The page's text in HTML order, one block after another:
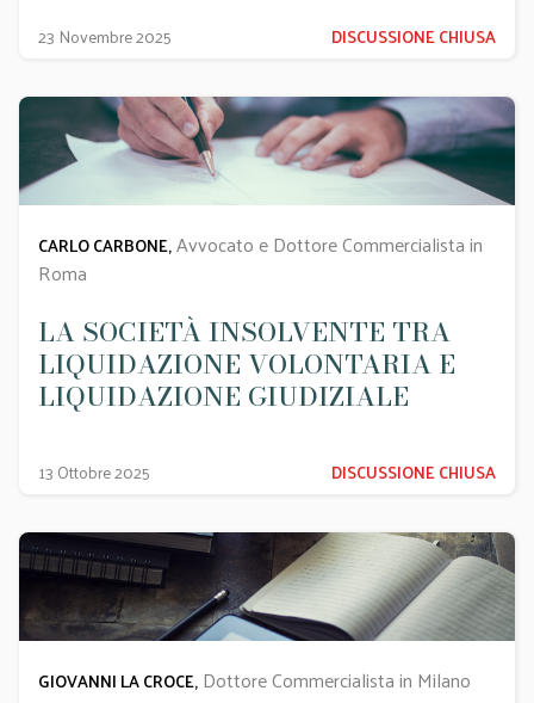
23 Novembre 2025 DISCUSSIONE CHIUSA
CARLO CARBONE,Avvocato e Dottore Commercialista in
Roma
LA SOCIETÀ INSOLVENTE TRA
LIQUIDAZIONE VOLONTARIA E
LIQUIDAZIONE GIUDIZIALE
13 Ottobre 2025 DISCUSSIONE CHIUSA
GIOVANNI LA CROCE, Dottore Commercialista in Milano